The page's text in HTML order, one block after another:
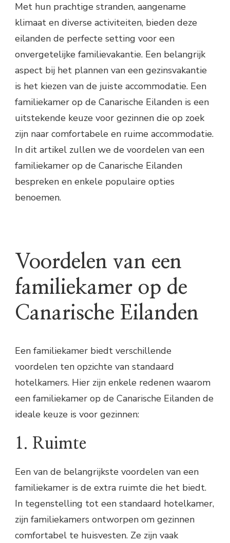
Met hun prachtige stranden, aangename
klimaat en diverse activiteiten, bieden deze
eilanden de perfecte setting voor een
onvergetelijke familievakantie. Een belangrijk
aspect bij het plannen van een gezinsvakantie
is het kiezen van de juiste accommodatie. Een
familiekamer op de Canarische Eilanden is een
uitstekende keuze voor gezinnen die op zoek
zijn naar comfortabele en ruime accommodatie.
In dit artikel zullen we de voordelen van een
familiekamer op de Canarische Eilanden
bespreken en enkele populaire opties
benoemen.
Voordelen van een
familiekamer op de
Canarische Eilanden
Een familiekamer biedt verschillende
voordelen ten opzichte van standaard
hotelkamers. Hier zijn enkele redenen waarom
een familiekamer op de Canarische Eilanden de
ideale keuze is voor gezinnen:
1. Ruimte
Een van de belangrijkste voordelen van een
familiekamer is de extra ruimte die het biedt.
In tegenstelling tot een standaard hotelkamer,
zijn familiekamers ontworpen om gezinnen
comfortabel te huisvesten. Ze zijn vaak